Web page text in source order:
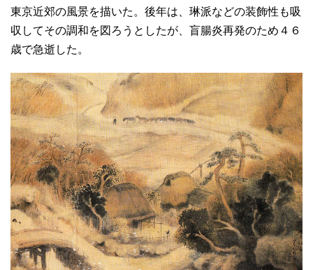
東京近郊の風景を描いた。後年は、琳派などの装飾性も吸
収してその調和を図ろうとしたが、盲腸炎再発のため４６
歳で急逝した。